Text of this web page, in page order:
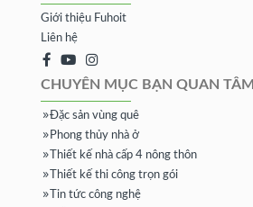
Giới thiệu Fuhoit
Liên hệ
CHUYÊN MỤC BẠN QUAN TÂM
Đặc sản vùng quê
Phong thủy nhà ở
Thiết kế nhà cấp 4 nông thôn
Thiết kế thi công trọn gói
Tin tức công nghệ